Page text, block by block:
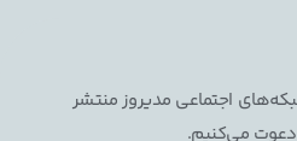
اجتماعی مدیروز منتشر
دعوت می‌کنیم.